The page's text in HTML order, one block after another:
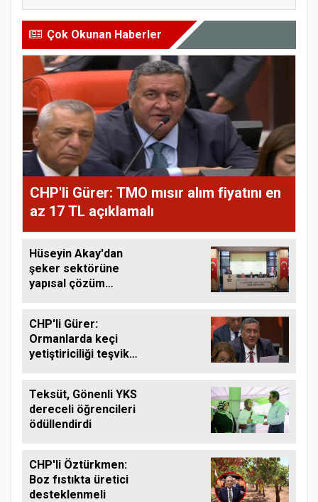
Çok Okunan Haberler
CHP'li Gürer: TMO mısır alım fiyatını en
az 17 TL açıklamalı
Hüseyin Akay'dan
şeker sektörüne
yapısal çözüm
CHP'li Gürer:
Ormanlarda keçi
yetiştiriciliği teşvik
Teksüt, Gönenli YKS
dereceli öğrencileri
ödüllendirdi
CHP'li Öztürkmen:
Boz fıstıkta üretici
desteklenmeli